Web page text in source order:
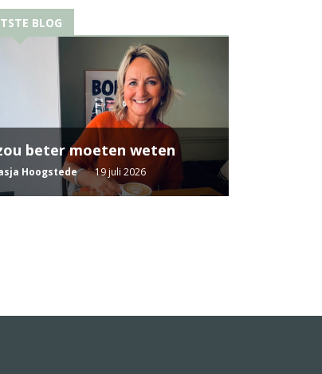
BLOG
beter moeten weten
Hoogstede 19 juli 2026